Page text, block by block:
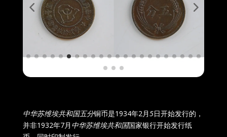
中华苏维埃共和国五分铜币是1934年2月5日开始发行的，
并非1932年7月 中华苏维埃共和国国家银行开始发行纸